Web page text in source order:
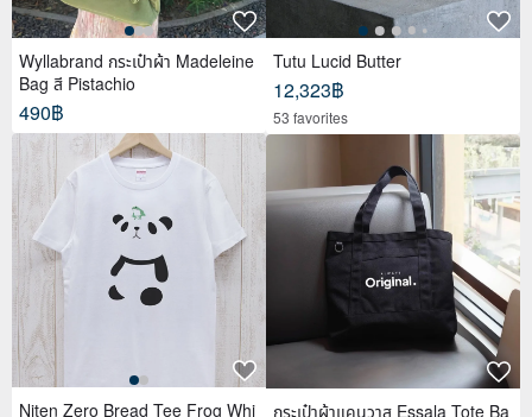
Wyllabrand กระเป๋าผ้า Madeleine
Bag สี Pistachio
490฿
Niten Zero Bread Tee Frog Whi
Tutu Lucid Butter
12,323฿
53 favorites
กระเป๋าผ้าแคนวาส Essala Tote Ba